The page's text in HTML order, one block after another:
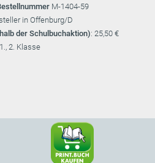
M-1404-59
in Offenburg/D
der Schulbuchaktion): 25,50 €
2. Klasse